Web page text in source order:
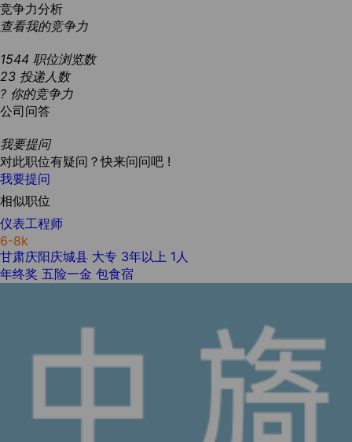
竞争力分析
查看我的竞争力
1544 职位浏览数
23 投递人数
? 你的竞争力
公司问答
我要提问
对此职位有疑问？快来问问吧 !
我要提问
相似职位
仪表工程师
6-8k
甘肃庆阳庆城县 大专 3年以上 1人
年终奖 五险一金 包食宿